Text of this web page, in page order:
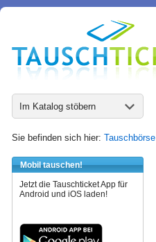
Im Katalog stöbern
Sie befinden sich hier: Tauschbörse
Mobil tauschen!
Jetzt die Tauschticket App für
Android und iOS laden!